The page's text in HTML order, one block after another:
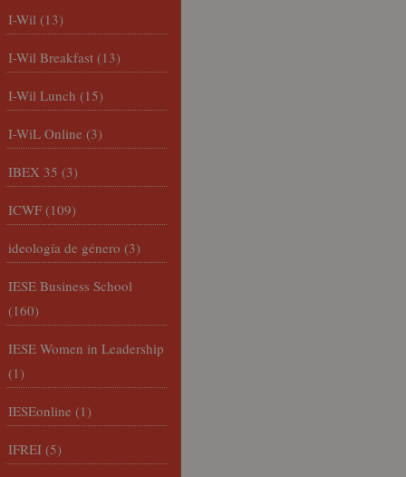
I-Wil (13)
I-Wil Breakfast (13)
I-Wil Lunch (15)
I-WiL Online (3)
IBEX 35 (3)
ICWF (109)
ideología de género (3)
IESE Business School
(160)
IESE Women in Leadership
(1)
IESEonline (1)
IFREI (5)